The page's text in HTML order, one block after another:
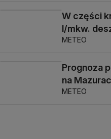
W części
l/mkw.
METEO
Prognoza
na
METEO